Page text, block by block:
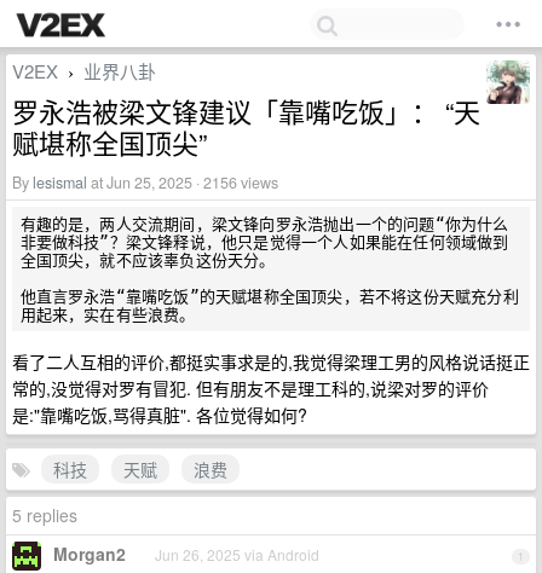
V2EX › 业界八卦
罗永浩被梁文锋建议「靠嘴吃饭」： “天
赋堪称全国顶尖”
By lesismal at Jun 25, 2025 · 2156 views
有趣的是，两人交流期间，梁文锋向罗永浩抛出一个的问题“你为什么
非要做科技”？梁文锋释说，他只是觉得一个人如果能在任何领域做到
全国顶尖，就不应该辜负这份天分。
他直言罗永浩“靠嘴吃饭”的天赋堪称全国顶尖，若不将这份天赋充分利
看了二人互相的评价,都挺实事求是的,我觉得梁理工男的风格说话挺正
常的,没觉得对罗有冒犯. 但有朋友不是理工科的,说梁对罗的评价
是:"靠嘴吃饭,骂得真脏". 各位觉得如何?
科技 天赋
浪费
5 replies
1
Morgan2 Jun 26, 2025 via Android